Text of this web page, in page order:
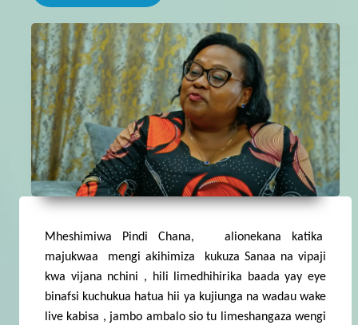
Mheshimiwa Pindi Chana, alionekana katika
majukwaa mengi akihimiza kukuza Sanaa na vipaji
kwa vijana nchini , hili limedhihirika baada yay eye
binafsi kuchukua hatua hii ya kujiunga na wadau wake
live kabisa , jambo ambalo sio tu limeshangaza wengi